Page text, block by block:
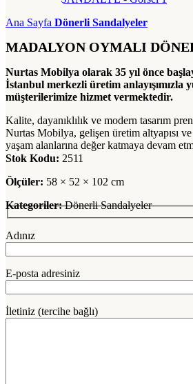
Ana Sayfa Dönerli Sandalyeler
MADALYON OYMALI
Nurtas Mobilya olarak 35 yıl önce
İstanbul merkezli üretim anlayışımızla
müşterilerimize hizmet vermektedir.
Kalite, dayanıklılık ve modern tasarım
Nurtas Mobilya, gelişen üretim altyapısı
yaşam alanlarına değer katmaya devam
Stok Kodu: 2511
Ölçüler: 58 × 52 × 102 cm
Kategoriler:Dönerli Sandalyeler
Adınız
E-posta adresiniz
İletiniz (tercihe bağlı)